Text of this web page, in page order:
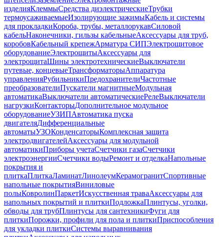
изделияКлеммыСредства диэлектрическиеТрубки
термоусаживаемыеИзолирующие зажимыКабель и системы
для прокладкиКороба, трубы, металлорукавСиловой
кабельНаконечники, гильзы кабельныеАксессуары для труб,
коробовКабельный крепежАрматура СИПЭлектрощитовое
оборудованиеЭлектрощитыАксессуары для
электрощитаШины электротехническиеВыключатели
путевые, концевыеТрансформаторыАппаратура
управленияРубильникиПредохранителиЧастотные
преобразователиПускатели магнитныеМодульная
автоматикаВыключатели автоматическиеРелеВыключатели
нагрузкиКонтакторыДополнительное модульное
оборудованиеУЗИПАвтоматика пуска
двигателяДифференциальные
автоматыУЗОКонденсаторыКомплексная защита
электродвигателейАксессуары для модульной
автоматикиПриборы учетаСчетчики газаСчетчики
электроэнергииСчетчики водыРемонт и отделкаНапольные
покрытия и
плиткаПлиткаЛаминатЛинолеумКерамогранитСпортивные
напольные покрытияВиниловые
полыКовролинПаркетИскусственная траваАксессуары для
напольных покрытий и плиткиПодложкаПлинтусы, уголки,
обводы для трубПлинтусы для сантехникиФуги для
плиткиПорожки, профили для пола и плиткиПриспособления
для укладки плиткиСистемы выравнивания